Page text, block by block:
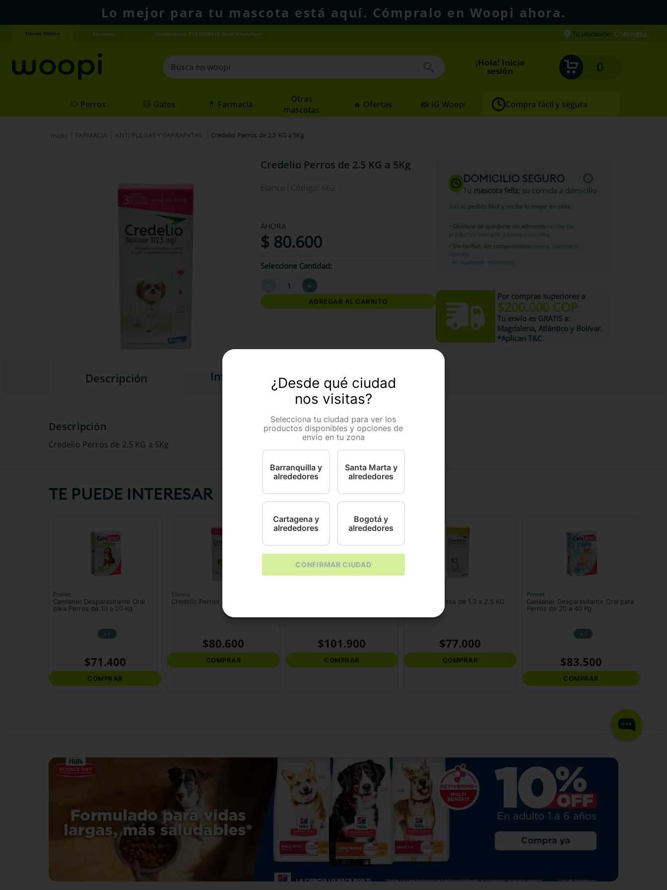
Lo mejor para tu mascota está aquí. Cómpralo en Woopi ahora.
Tienda Online Servicios Contáctanos: 314 5929641 (Solo WhatsApp) Tu ubicación: Colombia
Busca en woopi
1
agility gold
¡Hola! Inicia
sesión 0
🐶 Perros 🐱 Gatos 💊 Farmacia
Otras
mascotas
🔥 Ofertas 📸 IG Woopi Compra fácil y segura
FARMACIA ANTI PULGAS Y GARRAPATAS Credelio Perros de 2.5 KG a 5Kg
Credelio Perros de 2.5 KG a 5Kg
Elanco Código: 662
AHORA
$ 80.600
Seleccione Cantidad
＋
AGREGAR AL CARRITO
DOMICILIO SEGURO
Tu mascota feliz, su comida a domicilio
Haz tu pedido fácil y recibe lo mejor en casa
• Olvídate de quedarte sin alimentorecibe tus
productos siempre a tiempo en casa
• Sin tarifas, sin compromisos: omita, cambie o
cancele
en cualquier momento
Por compras superiores a
$200.000 COP
Tu envío es GRATISa:
Magdalena, Atlántico y Bolívar.
*Aplican T&C
Descripción Información Adicional
Credelio Perros de 2.5 KG a 5Kg
TE PUEDE INTERESAR
Provet
Canilaner Desparasitante Oral
para Perros de 10 a 20 Kg
x 1
$71.400
COMPRAR
Elanco
Credelio Perros de 2.5 KG a 5Kg
$80.600
COMPRAR
$101.900
COMPRAR
Credelio Perros de 1.3 a 2.5 KG
$77.000
COMPRAR
Provet
Canilaner Desparasitante Oral para
Perros de 20 a 40 Kg
x 1
$83.500
COMPRAR
¿Desde qué ciudad
nos visitas?
Selecciona tu ciudad para ver los
productos disponibles y opciones de
envío en tu zona
Barranquilla y
alrededores
Santa Marta y
alrededores
Cartagena y
alrededores
Bogotá y
alrededores
CONFIRMAR CIUDAD